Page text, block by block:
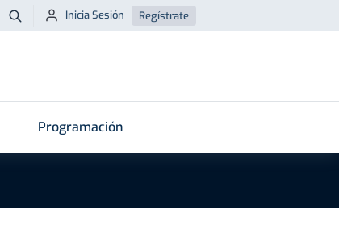
Buscar
Inicia Sesión Regístrate
Programación